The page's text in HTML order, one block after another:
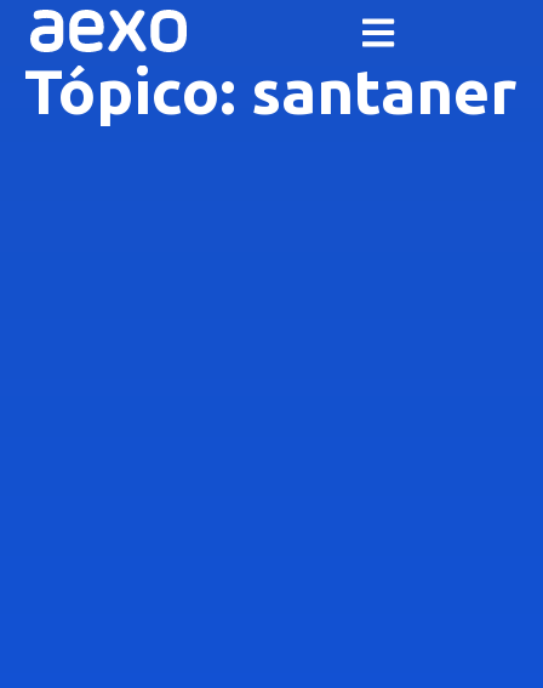
Tópico: santaner